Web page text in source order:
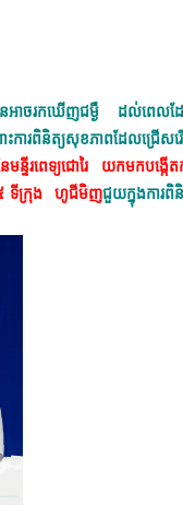
នអាចរកឃើញជម្ងឺ ដល់ពេលដ
ារពិនិត្យសុខភាពដែលជ្រើសរ
ៃមន្ទីរពេទ្យជោរៃ យកមកបង្កើ
៥ ទីក្រុង ហូជីមិញជួយក្នុងការពិ